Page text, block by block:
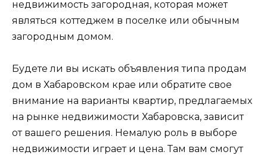
недвижимость загородная, которая может
являться коттеджем в поселке или обычным
загородным домом.
Будете ли вы искать объявления типа продам
дом в Хабаровском крае или обратите свое
внимание на варианты квартир, предлагаемых
на рынке недвижимости Хабаровска, зависит
от вашего решения. Немалую роль в выборе
недвижимости играет и цена. Там вам смогут